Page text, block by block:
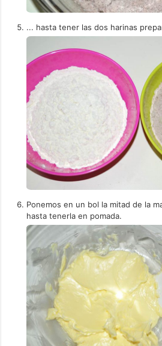
... hasta tener las dos harinas
Ponemos en un bol la mitad de la
hasta tenerla en pomada.